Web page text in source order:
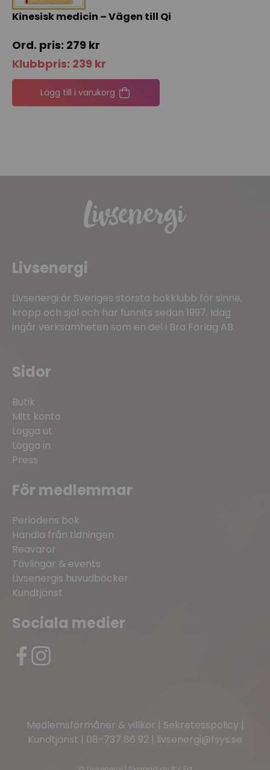
Kinesisk medicin – Vägen till Qi
279 kr
Klubbpris: 239 kr
Lägg till i varukorg
Livsenergi
Livsenergi är Sveriges största bokklubb för sinne,
kropp och själ och har funnits sedan 1997. Idag
ingår verksamheten som en del i Bra Förlag AB.
Sidor
Butik
Mitt konto
Logga ut
Logga in
Press
För medlemmar
Periodens bok
Handla från tidningen
Reavaror
Tävlingar & events
Livsenergis huvudböcker
Kundtjänst
Sociala medier
Medlemsförmåner & villkor | Sekretesspolicy |
Kundtjänst | 08-737 86 92 | livsenergi@fsys.se